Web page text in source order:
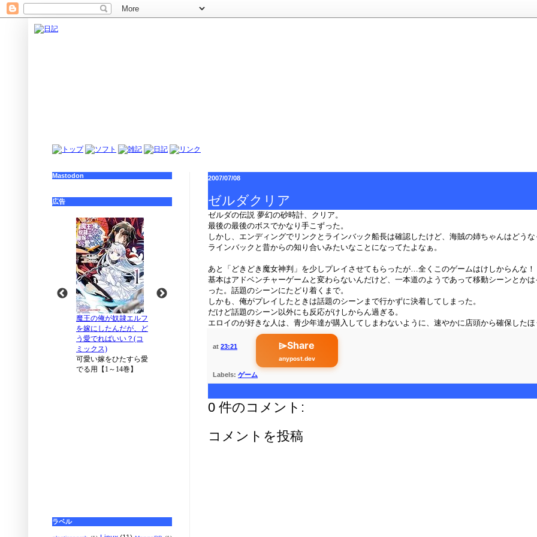
2007/07/08
ゼルダクリア
ゼルダの伝説 夢幻の砂時計、クリア。
最後の最後のボスでかなり手こずった。
しかし、エンディングでリンクとラインバック船長は確認したけど、海賊の姉ちゃんはどう
ラインバックと昔からの知り合いみたいなことになってたよなぁ。
あと「どきどき魔女神判」を少しプレイさせてもらったが…全くこのゲームはけしからんな！
基本はアドベンチャーゲームと変わらないんだけど、一本道のようであって移動シーンとか
った。話題のシーンにたどり着くまで。
しかも、俺がプレイしたときは話題のシーンまで行かずに決着してしまった。
だけど話題のシーン以外にも反応がけしからん過ぎる。
エロイのが好きな人は、青少年達が購入してしまわないように、速やかに店頭から確保した
at 23:21 ⌲Share
anypost.dev
Labels: ゲーム
0 件のコメント:
コメントを投稿
Mastodon
広告
ラベル